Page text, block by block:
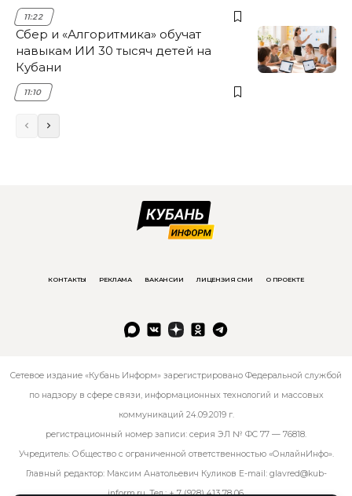
11:22
Сбер и «Алгоритмика» обучат
навыкам ИИ 30 тысяч детей на
Кубани
11:10
КОНТАКТЫ РЕКЛАМА ВАКАНСИИ ЛИЦЕНЗИЯ СМИ О ПРОЕКТЕ
Сетевое издание «Кубань Информ» зарегистрировано Федеральной службой
по надзору в сфере связи, информационных технологий и массовых
коммуникаций 24.09.2019 г.
регистрационный номер записи: серия ЭЛ № ФС 77 — 76818.
Учредитель: Общество с ограниченной ответственностью «ОнлайнИнфо».
Главный редактор: Максим Анатольевич Куликов E-mail: glavred@kub-
inform.ru. Тел.:+ 7 (928) 413 78 06.